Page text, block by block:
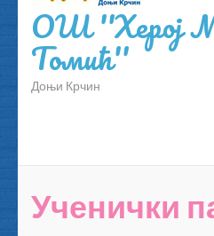
ОШ ''Херој
Томић''
Доњи Крчин
Ученички